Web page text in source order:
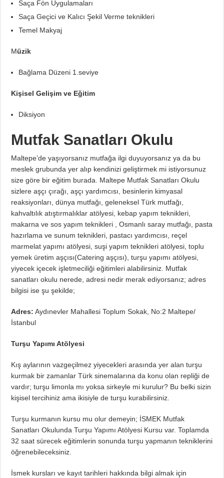
Saça Fön Uygulamaları
Saça Geçici ve Kalıcı Şekil Verme teknikleri
Temel Makyaj
Müzik
Bağlama Düzeni 1.seviye
Kişisel Gelişim ve Eğitim
Diksiyon
Mutfak Sanatları Okulu
Maltepe’de yaşıyorsanız mutfağa ilgi duyuyorsanız ya da bu
meslek grubunda yer alıp kendinizi geliştirmek mi istiyorsunuz
size göre bir eğitim burada. Maltepe Mutfak Sanatları Okulu
sizlere aşçı çırağı, aşçı yardımcısı, besinlerin kimyasal
reaksiyonları, dünya mutfağı, geleneksel Türk mutfağı,
kahvaltılık atıştırmalıklar atölyesi, kebap yapım teknikleri,
makarna ve sos yapım teknikleri , Osmanlı saray mutfağı, pasta
hazırlama ve sunum teknikleri, pastacı yardımcısı, reçel
marmelat yapımı atölyesi, suşi yapım teknikleri atölyesi, toplu
yemek üretim aşçısı(Catering aşçısı), turşu yapımı atölyesi,
yiyecek içecek işletmeciliği eğitimleri alabilirsiniz. Mutfak
sanatları okulu nerede, adresi nedir merak ediyorsanız; adres
bilgisi ise şu şekilde;
Adres: Aydınevler Mahallesi Toplum Sokak, No:2 Maltepe/
İstanbul
Turşu Yapımı Atölyesi
Kış aylarının vazgeçilmez yiyecekleri arasında yer alan turşu
kurmak bir zamanlar Türk sinemalarına da konu olan repliği de
vardır; turşu limonla mı yoksa sirkeyle mi kurulur? Bu belki sizin
kişisel tercihiniz ama ikisiyle de turşu kurabilirsiniz.
Turşu kurmanın kursu mu olur demeyin; İSMEK Mutfak
Sanatları Okulunda Turşu Yapımı Atölyesi Kursu var. Toplamda
32 saat sürecek eğitimlerin sonunda turşu yapmanın tekniklerini
öğrenebileceksiniz.
İsmek kursları ve kayıt tarihleri hakkında bilgi almak için